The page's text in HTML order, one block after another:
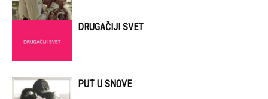
DRUGAČIJI SVET
PUT U SNOVE